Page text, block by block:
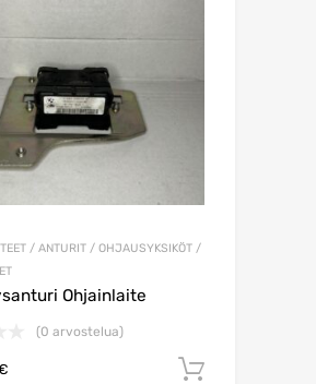
/ ANTURIT / OHJAUSYKSIKÖT /
Ohjainlaite
(0 arvostelua)